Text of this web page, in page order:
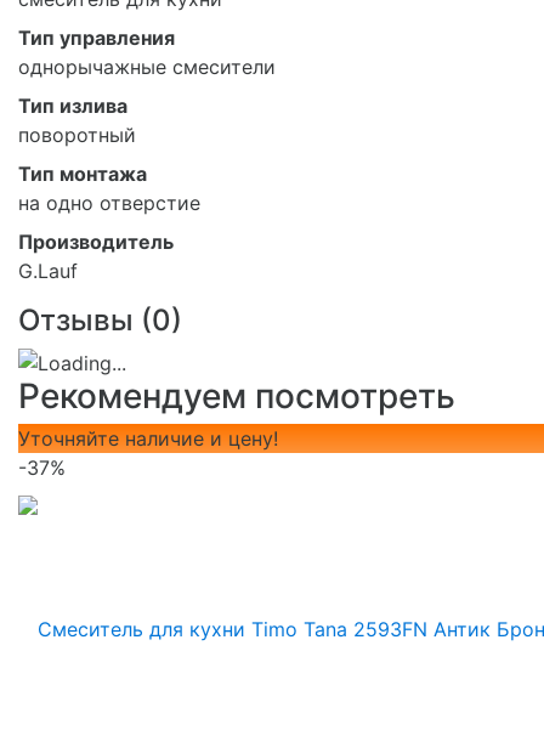
Тип управления
однорычажные смесители
Тип излива
поворотный
Тип монтажа
на одно отверстие
Производитель
G.Lauf
Отзывы (0)
Рекомендуем посмотреть
Уточняйте наличие и цену!
-37%